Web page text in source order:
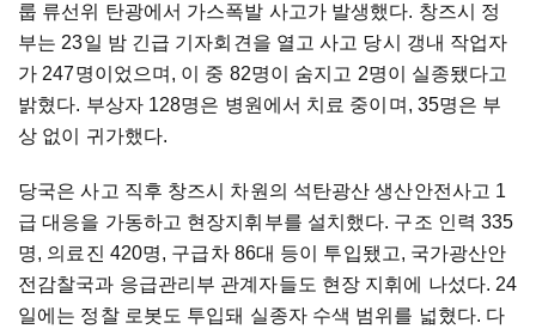
룹 류선위 탄광에서 가스폭발 사고가 발생했다. 창즈시 정
부는 23일 밤 긴급 기자회견을 열고 사고 당시 갱내 작업자
가 247명이었으며, 이 중 82명이 숨지고 2명이 실종됐다고
밝혔다. 부상자 128명은 병원에서 치료 중이며, 35명은 부
상 없이 귀가했다.
당국은 사고 직후 창즈시 차원의 석탄광산 생산안전사고 1
급 대응을 가동하고 현장지휘부를 설치했다. 구조 인력 335
명, 의료진 420명, 구급차 86대 등이 투입됐고, 국가광산안
전감찰국과 응급관리부 관계자들도 현장 지휘에 나섰다. 24
일에는 정찰 로봇도 투입돼 실종자 수색 범위를 넓혔다. 다